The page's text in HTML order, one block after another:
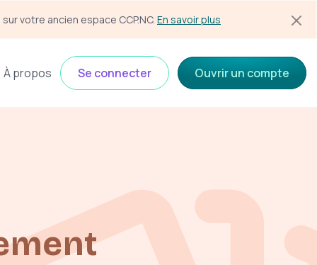
votre ancien espace CCP.NC. En savoir plus
À propos Se connecter Ouvrir un compte